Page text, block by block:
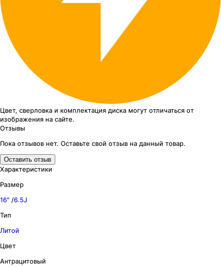
Цвет, сверловка и комплектация диска могут отличаться от
изображения на сайте.
Отзывы
Пока отзывов нет. Оставьте свой отзыв на данный товар.
Оставить отзыв
Характеристики
Размер
16″ /6.5J
Тип
Литой
Цвет
Антрацитовый